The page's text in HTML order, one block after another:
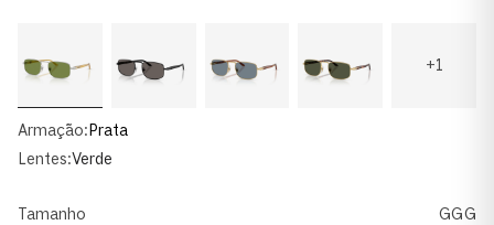
+1
Armação: Prata
Lentes:Verde
Tamanho GGG